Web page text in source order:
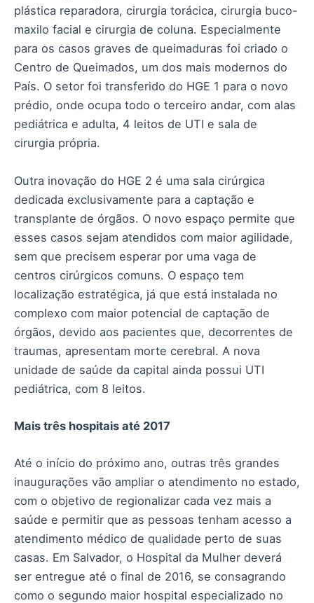
plástica reparadora, cirurgia torácica, cirurgia buco-
maxilo facial e cirurgia de coluna. Especialmente
para os casos graves de queimaduras foi criado o
Centro de Queimados, um dos mais modernos do
País. O setor foi transferido do HGE 1 para o novo
prédio, onde ocupa todo o terceiro andar, com alas
pediátrica e adulta, 4 leitos de UTI e sala de
cirurgia própria.
Outra inovação do HGE 2 é uma sala cirúrgica
dedicada exclusivamente para a captação e
transplante de órgãos. O novo espaço permite que
esses casos sejam atendidos com maior agilidade,
sem que precisem esperar por uma vaga de
centros cirúrgicos comuns. O espaço tem
localização estratégica, já que está instalada no
complexo com maior potencial de captação de
órgãos, devido aos pacientes que, decorrentes de
traumas, apresentam morte cerebral. A nova
unidade de saúde da capital ainda possui UTI
pediátrica, com 8 leitos.
Mais três hospitais até 2017
Até o início do próximo ano, outras três grandes
inaugurações vão ampliar o atendimento no estado,
com o objetivo de regionalizar cada vez mais a
saúde e permitir que as pessoas tenham acesso a
atendimento médico de qualidade perto de suas
casas. Em Salvador, o Hospital da Mulher deverá
ser entregue até o final de 2016, se consagrando
como o segundo maior hospital especializado no